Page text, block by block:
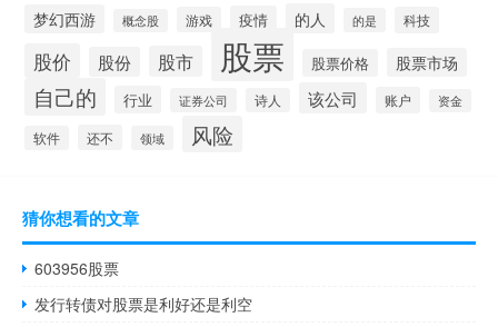
梦幻西游 概念股 游戏 疫情 的人 的是 科技
股价 股份 股市 股票 股票价格 股票市场
自己的 行业 证券公司 诗人 该公司 账户 资金
软件 还不 领域 风险
猜你想看的文章
603956股票
发行转债对股票是利好还是利空